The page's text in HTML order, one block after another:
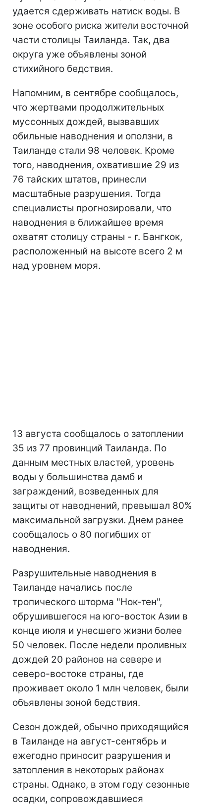
удается сдерживать натиск воды. В
зоне особого риска жители восточной
части столицы Таиланда. Так, два
округа уже объявлены зоной
стихийного бедствия.
Напомним, в сентябре сообщалось,
что жертвами продолжительных
муссонных дождей, вызвавших
обильные наводнения и оползни, в
Таиланде стали 98 человек. Кроме
того, наводнения, охватившие 29 из
76 тайских штатов, принесли
масштабные разрушения. Тогда
специалисты прогнозировали, что
наводнения в ближайшее время
охватят столицу страны - г. Бангкок,
расположенный на высоте всего 2 м
над уровнем моря.
13 августа сообщалось о затоплении
35 из 77 провинций Таиланда. По
данным местных властей, уровень
воды у большинства дамб и
заграждений, возведенных для
защиты от наводнений, превышал 80%
максимальной загрузки. Днем ранее
сообщалось о 80 погибших от
наводнения.
Разрушительные наводнения в
Таиланде начались после
тропического шторма "Нок-тен",
обрушившегося на юго-восток Азии в
конце июля и унесшего жизни более
50 человек. После недели проливных
дождей 20 районов на севере и
северо-востоке страны, где
проживает около 1 млн человек, были
объявлены зоной бедствия.
Сезон дождей, обычно приходящийся
в Таиланде на август-сентябрь и
ежегодно приносит разрушения и
затопления в некоторых районах
страны. Однако, в этом году сезонные
осадки, сопровождавшиеся